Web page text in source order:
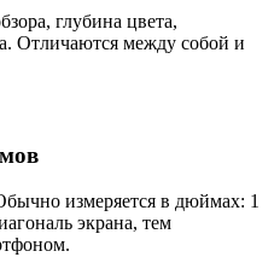
глубина цвета,
Отличаются между собой и
измеряется в дюймах: 1
экрана, тем